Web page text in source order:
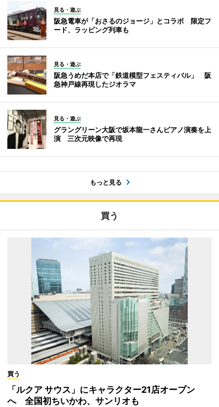
見る・遊ぶ
阪急電車が「おさるのジョージ」とコラボ 限定フ
ード、ラッピング列車も
見る・遊ぶ
阪急うめだ本店で「鉄道模型フェスティバル」 阪
急神戸線再現したジオラマ
見る・遊ぶ
グラングリーン大阪で坂本龍一さんピアノ演奏を上
演 三次元映像で再現
もっと見る
買う
買う
「ルクア サウス」にキャラクター21店オープン
へ 全国初ちいかわ、サンリオも